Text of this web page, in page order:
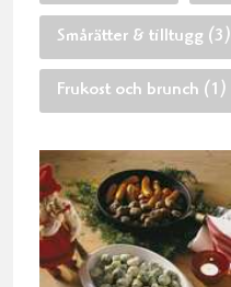
Smårätter & tilltugg (3)
Frukost och brunch (1)